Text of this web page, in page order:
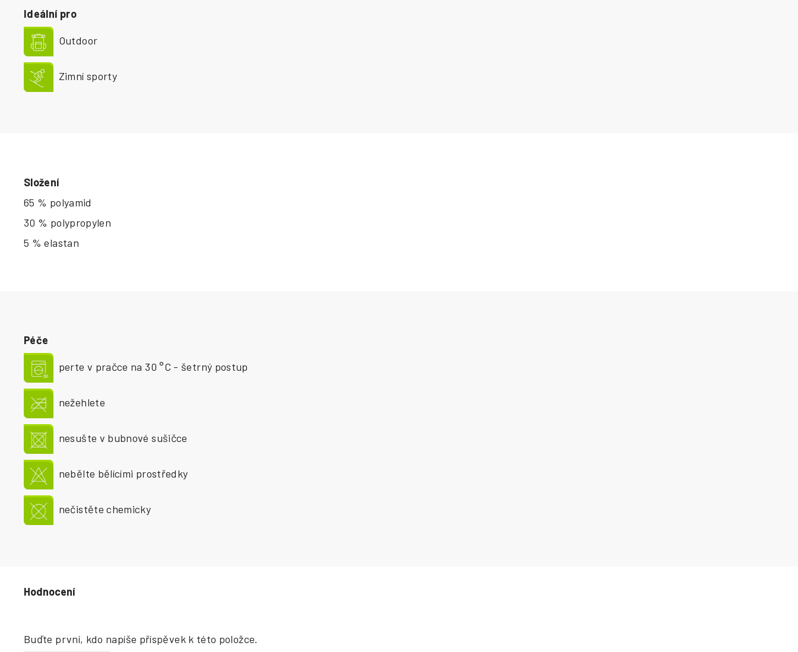
Buďte první, kdo napíše příspěvek k této položce.
Péče
perte v pračce na 30 °C - šetrný postup
nežehlete
nesušte v bubnové sušičce
nebělte bělícími prostředky
nečistěte chemicky
Složení
65 % polyamid
30 % polypropylen
5 % elastan
Ideální pro
Outdoor
Zimní sporty